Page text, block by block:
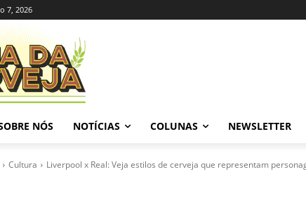
7, 2026
NÓS NOTÍCIAS COLUNAS NEWSLETTER
Cultura Liverpool x Real: Veja estilos de cerveja que representam